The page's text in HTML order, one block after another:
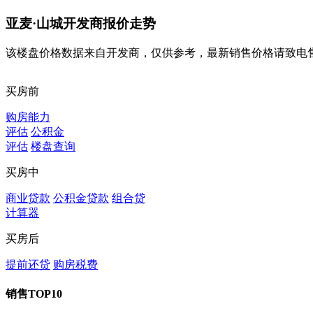
亚麦·山城开发商报价走势
该楼盘价格数据来自开发商，仅供参考，最新销售价格请致电
买房前
购房能力
评估 公积金
评估 楼盘查询
买房中
商业贷款 公积金贷款 组合贷
计算器
买房后
提前还贷 购房税费
销售TOP10